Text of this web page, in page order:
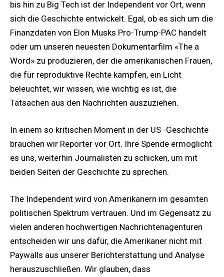
bis hin zu Big Tech ist der Independent vor Ort, wenn
sich die Geschichte entwickelt. Egal, ob es sich um die
Finanzdaten von Elon Musks Pro-Trump-PAC handelt
oder um unseren neuesten Dokumentarfilm «The a
Word» zu produzieren, der die amerikanischen Frauen,
die für reproduktive Rechte kämpfen, ein Licht
beleuchtet, wir wissen, wie wichtig es ist, die
Tatsachen aus den Nachrichten auszuziehen.
In einem so kritischen Moment in der US -Geschichte
brauchen wir Reporter vor Ort. Ihre Spende ermöglicht
es uns, weiterhin Journalisten zu schicken, um mit
beiden Seiten der Geschichte zu sprechen.
The Independent wird von Amerikanern im gesamten
politischen Spektrum vertrauen. Und im Gegensatz zu
vielen anderen hochwertigen Nachrichtenagenturen
entscheiden wir uns dafür, die Amerikaner nicht mit
Paywalls aus unserer Berichterstattung und Analyse
herauszuschließen. Wir glauben, dass